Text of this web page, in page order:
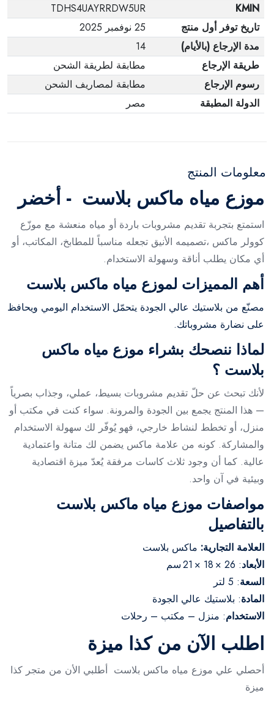
KMIN
TDHS4UAYRRDW5UR
تاريخ توفر أول منتج
25 نوفمبر 2025
مدة الإرجاع (بالأيام)
14
طريقة الإرجاع
مطابقة لطريقة الشحن
رسوم الإرجاع
مطابقة لمصاريف الشحن
الدولة المطبقة
مصر
معلومات المنتج
موزع مياه ماكس بلاست - أخضر
استمتع بتجربة تقديم مشروبات باردة أو مياه منعشة مع موزّع
كوولر ماكس ،تصميمه الأنيق تجعله مناسباً للمطابخ، المكاتب، أو
أي مكان يطلب أناقة وسهولة الاستخدام.
أهم المميزات لموزع مياه ماكس بلاست
مصنّع من بلاستيك عالي الجودة يتحمّل الاستخدام اليومي ويحافظ
على نضارة مشروباتك.
لماذا ننصحك بشراء موزع مياه ماكس
بلاست ؟
لأنك تبحث عن حلّ تقديم مشروبات بسيط، عملي، وجذاب بصرياً
— هذا المنتج يجمع بين الجودة والمرونة. سواء كنت في مكتب أو
منزل، أو تخطط لنشاط خارجي، فهو يُوفّر لك سهولة الاستخدام
والمشاركة. كونه من علامة ماكس يضمن لك متانة واعتمادية
عالية. كما أن وجود ثلاث كاسات مرفقة يُعدّ ميزة اقتصادية
وبيئية في آن واحد.
مواصفات موزع مياه ماكس بلاست
بالتفاصيل
العلامة التجارية: ماكس بلاست
الأبعاد: 26 × 18 × 21 سم
السعة: 5 لتر
المادة: بلاستيك عالي الجودة
الاستخدام: منزل – مكتب – رحلات
اطلب الآن من كذا ميزة
أحصلي علي موزع مياه ماكس بلاست أطلبي الأن من متجر كذا
ميزة